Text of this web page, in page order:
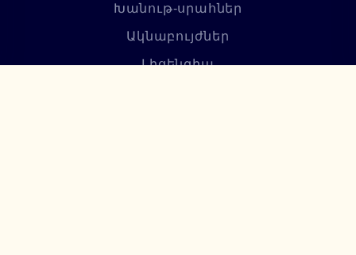
Խանութ-սրահներ
Ակնաբույժներ
Լիցենզիա